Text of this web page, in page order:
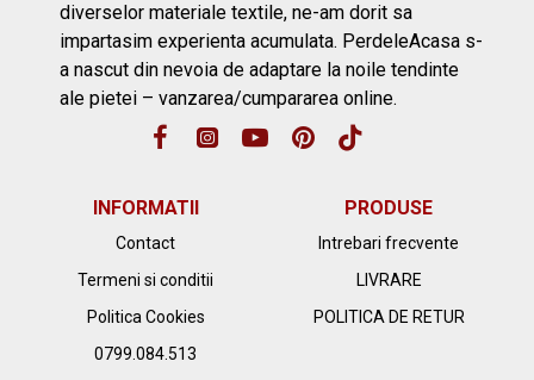
diverselor materiale textile, ne-am dorit sa
impartasim experienta acumulata. PerdeleAcasa s-
a nascut din nevoia de adaptare la noile tendinte
ale pietei – vanzarea/cumpararea online.
INFORMATII
Contact
Termeni si conditii
Politica Cookies
0799.084.513
PRODUSE
Intrebari frecvente
LIVRARE
POLITICA DE RETUR